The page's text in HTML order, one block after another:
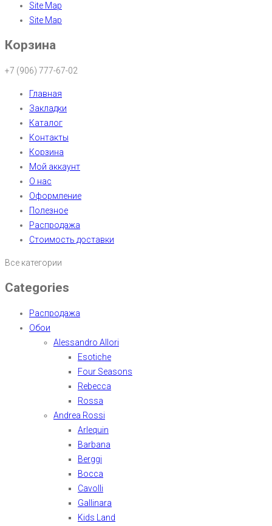
Site Map
Site Map
Корзина
+7 (906) 777-67-02
Главная
Закладки
Каталог
Контакты
Корзина
Мой аккаунт
О нас
Оформление
Полезное
Распродажа
Стоимость доставки
Все категории
Categories
Распродажа
Обои
Alessandro Allori
Esotiche
Four Seasons
Rebecca
Rossa
Andrea Rossi
Arlequin
Barbana
Berggi
Bocca
Cavolli
Gallinara
Kids Land